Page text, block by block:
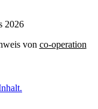
2026
von co-operation